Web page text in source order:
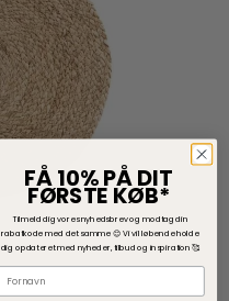
FÅ 10% PÅ DIT
FØRSTE KØB*
Tilmeld dig vores nyhedsbrev og modtag din
rabatkode med det samme 😊Vi vil løbende holde
dig opdateret med nyheder, tilbud og inspiration 🥰